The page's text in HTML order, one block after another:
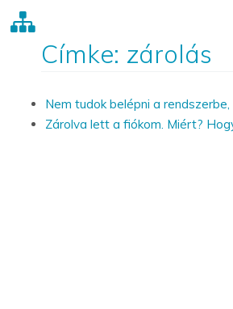
Címke: zárolás
Nem tudok belépni a
Zárolva lett a fiókom. Miért?